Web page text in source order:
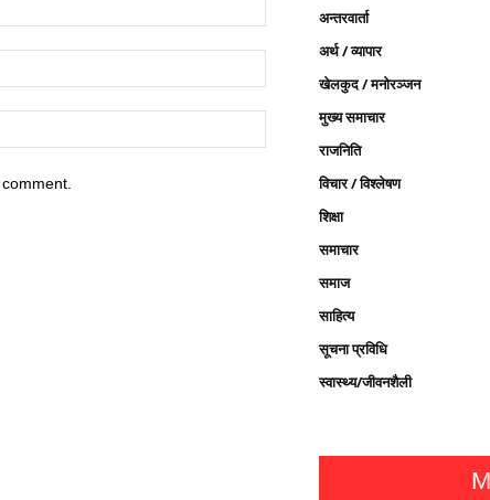
अन्तरवार्ता
अर्थ / व्यापार
खेलकुद / मनोरञ्जन
मुख्य समाचार
राजनिति
विचार / विश्लेषण
शिक्षा
समाचार
समाज
साहित्य
सूचना प्रविधि
स्वास्थ्य/जीवनशैली